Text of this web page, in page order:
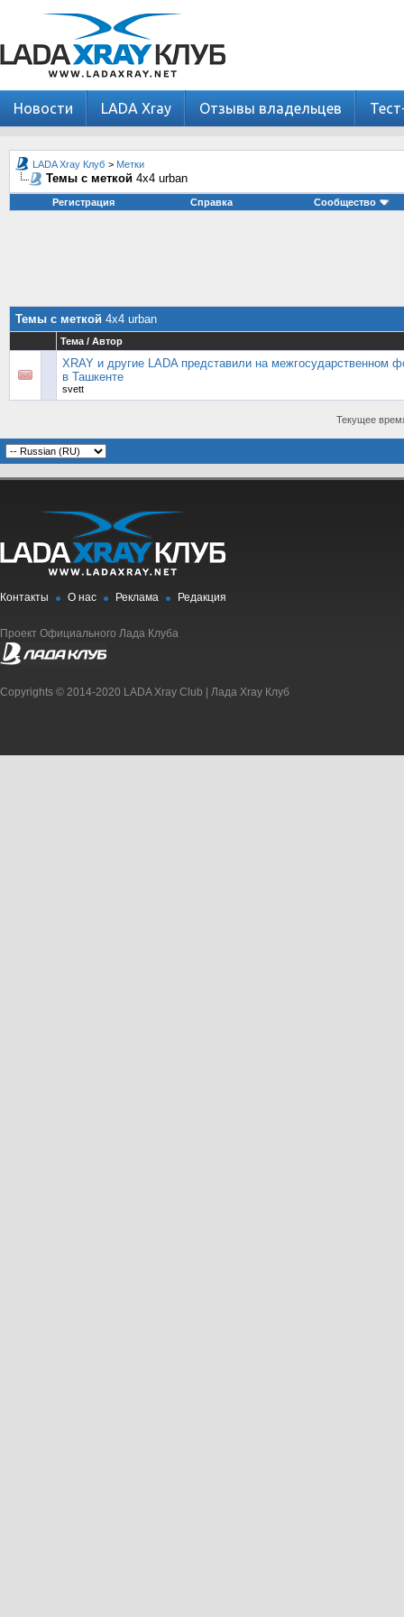
Новости LADA Xray Отзывы владельцев
LADA Xray Клуб > Метки
Темы с меткой 4х4 urban
Регистрация Справка Сообщество
Темы с меткой 4х4 urban
Тема / Автор
XRAY и другие LADA представили на межгосударственном
в Ташкенте
svett
Текущее
Контакты О нас Реклама Редакция
Проект Официального Лада Клуба
Copyrights © 2014-2020 LADA Xray Club | Лада Xray Клуб